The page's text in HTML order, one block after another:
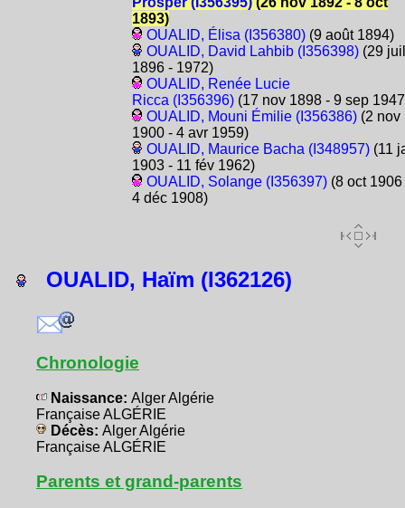
1893)
OUALID, Élisa (I356380)(9 août 1894)
OUALID, David Lahbib (I356398)(29 juil
1896 - 1972)
OUALID, Renée Lucie
Ricca (I356396)(17 nov 1898 - 9 sep
OUALID, Mouni Émilie (I356386)(2 nov
1900 - 4 avr 1959)
OUALID, Maurice Bacha (I348957)(11
1903 - 11 fév 1962)
OUALID, Solange (I356397)(8 oct 1906
4 déc 1908)
OUALID, Haïm (I362126)
Chronologie
Naissance: Alger Algérie
Française ALGÉRIE
Décès: Alger Algérie
Française ALGÉRIE
Parents et grand-parents